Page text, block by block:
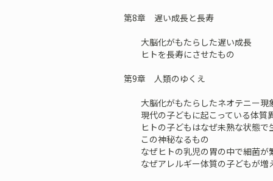
第8章 遅い成長と長寿
大脳化がもたらした遅い成長
ヒトを長寿にさせたもの
第9章 人類のゆくえ
大脳化がもたらしたネオテニー現
現代の子どもに起こっている体質
ヒトの子どもはなぜ未熟な状態で
この神秘なるもの
なぜヒトの乳児の胃の中で細菌が
なぜアレルギー体質の子どもが増